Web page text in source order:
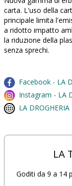
carta. L'uso della
principale limita
a ridotto impatto
la riduzione della
senza sprechi.
Facebook - LA
Instagram - LA
LA DROGHERIA
LA
Goditi da 9 a 14